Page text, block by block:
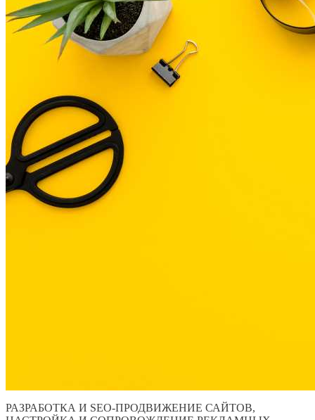
РАЗРАБОТКА И SEO-ПРОДВИЖЕНИЕ САЙТОВ,